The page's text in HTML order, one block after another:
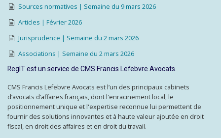
Sources normatives | Semaine du 9 mars 2026
Articles | Février 2026
Jurisprudence | Semaine du 2 mars 2026
Associations | Semaine du 2 mars 2026
RegIT est un service de CMS Francis Lefebvre Avocats.
CMS Francis Lefebvre Avocats est l’un des principaux cabinets
d’avocats d’affaires français, dont l'enracinement local, le
positionnement unique et l'expertise reconnue lui permettent de
fournir des solutions innovantes et à haute valeur ajoutée en droit
fiscal, en droit des affaires et en droit du travail.